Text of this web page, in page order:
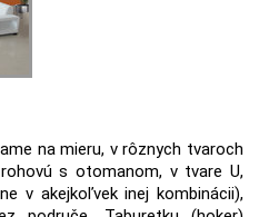
na mieru, v rôznych tvaroch
s otomanom, v tvare U,
v akejkoľvek inej kombinácii),